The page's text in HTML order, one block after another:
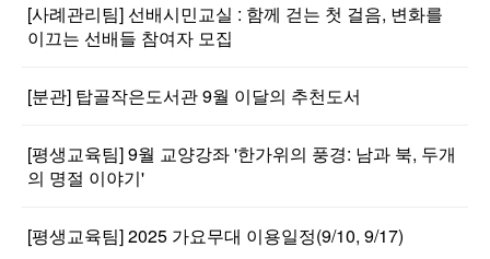
[사례관리팀] 선배시민교실 : 함께 걷는 첫 걸음, 변화를
이끄는 선배들 참여자 모집
[분관] 탑골작은도서관 9월 이달의 추천도서
[평생교육팀] 9월 교양강좌 '한가위의 풍경: 남과 북, 두개
의 명절 이야기'
[평생교육팀] 2025 가요무대 이용일정(9/10, 9/17)